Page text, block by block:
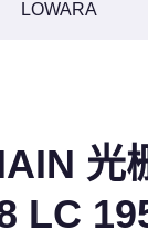
LOWARA
光
LC